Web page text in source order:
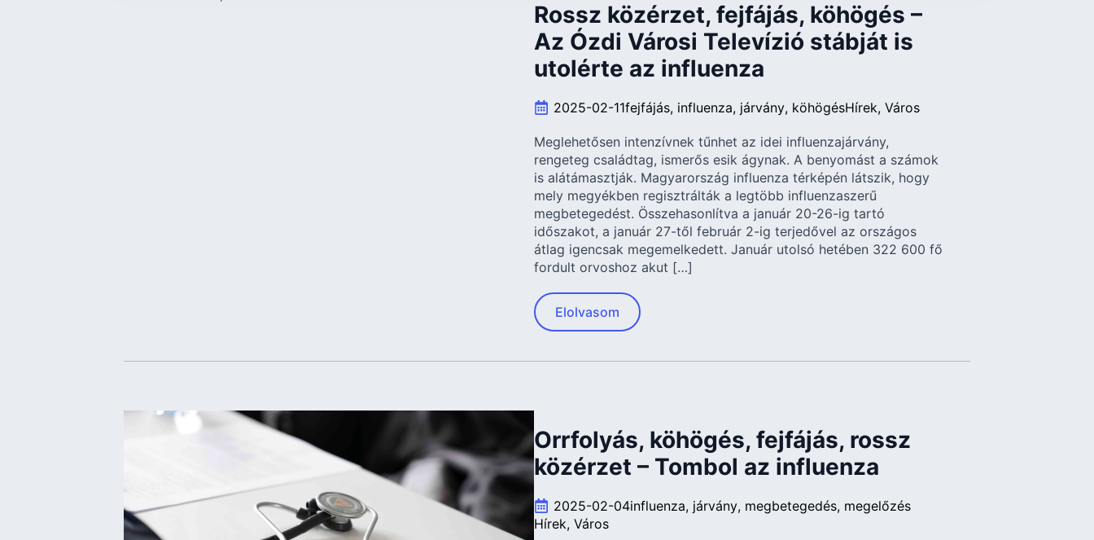
Rossz közérzet, fejfájás, köhögés –
Az Ózdi Városi Televízió stábját is
utolérte az influenza
2025-02-11fejfájás influenza járvány köhögésHírek Város
Meglehetősen intenzívnek tűnhet az idei influenzajárvány,
rengeteg családtag, ismerős esik ágynak. A benyomást a számok
is alátámasztják. Magyarország influenza térképén látszik, hogy
mely megyékben regisztrálták a legtöbb influenzaszerű
megbetegedést. Összehasonlítva a január 20-26-ig tartó
időszakot, a január 27-től február 2-ig terjedővel az országos
átlag igencsak megemelkedett. Január utolsó hetében 322 600 fő
fordult orvoshoz akut […]
Elolvasom
Orrfolyás, köhögés, fejfájás, rossz
közérzet – Tombol az influenza
2025-02-04influenza járvány megbetegedés megelőzés
Hírek Város